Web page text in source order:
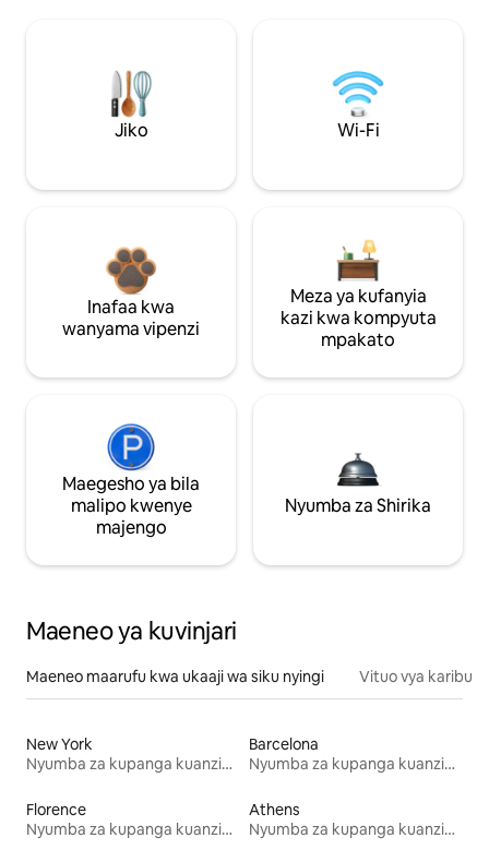
Jiko Wi-Fi
Inafaa kwa
wanyama vipenzi
Meza ya kufanyia
kazi kwa kompyuta
mpakato
Maegesho ya bila
malipo kwenye
majengo
Nyumba za Shirika
Maeneo ya kuvinjari
Maeneo maarufu kwa ukaaji wa siku nyingi Vituo vya karibu
New York
Nyumba za kupanga kuanzia mwezi mmoja
Barcelona
Nyumba za kupanga kuanzia mwezi mmoja
Florence
Nyumba za kupanga kuanzia mwezi mmoja
Athens
Nyumba za kupanga kuanzia mwezi mmoja